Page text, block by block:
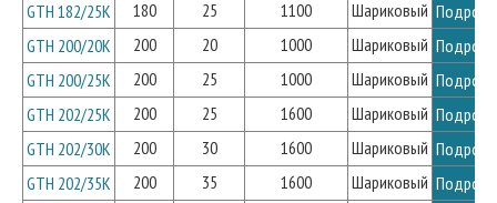
GTH 182/25K 180 25 1100 Шариковый
GTH 200/20K
200 20 1000 Шариковый
GTH 200/25K
200 25 1000 Шариковый
GTH 202/25K
200 25 1600 Шариковый
GTH 202/30K
200 30 1600 Шариковый
GTH 202/35K
200 35 1600 Шариковый